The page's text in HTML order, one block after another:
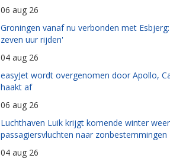
06 aug 26
Groningen vanaf nu verbonden met
zeven uur rijden'
04 aug 26
easyJet wordt overgenomen door Apollo,
haakt af
06 aug 26
Luchthaven Luik krijgt komende winter weer
passagiersvluchten naar zonbestemmingen
04 aug 26